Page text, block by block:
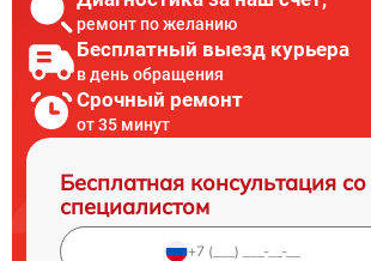
ремонт по желанию
Бесплатный выезд курьера
в день обращения
Срочный ремонт
от 35 минут
Бесплатная консультация со
специалистом